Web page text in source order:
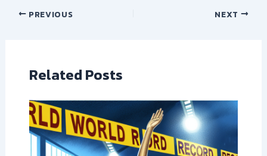
PREVIOUS NEXT
Related Posts